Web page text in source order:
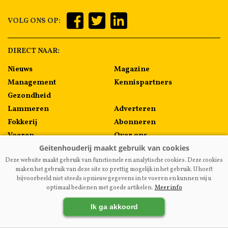
VOLG ONS OP:
DIRECT NAAR:
Nieuws
Management
Gezondheid
Lammeren
Fokkerij
Voeren
Algemeen
Melkprijzen
Magazine
Kennispartners
Adverteren
Abonneren
Over ons
Contact
VAKBLADGEITENHOUDERIJ.NL DISCLAIMER
AGRIMEDIA
Deze website maakt gebruik van functionele en analytische cookies. Deze cookies
maken het gebruik van deze site zo prettig mogelijk in het gebruik. U hoeft
bijvoorbeeld niet steeds opnieuw gegevens in te voeren en kunnen wij u
optimaal bedienen met goede artikelen. Meer info
Ik ga akkoord